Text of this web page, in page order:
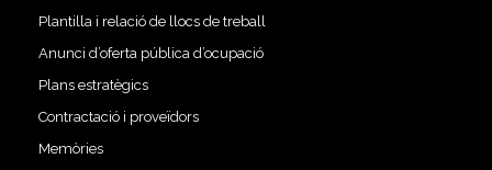
Plantilla i relació de llocs de treball
Anunci d’oferta pública d’ocupació
Plans estratègics
Contractació i proveïdors
Memòries